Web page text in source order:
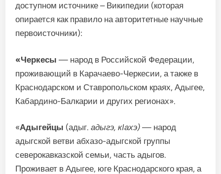
доступном источнике – Википедии (которая
опирается как правило на авторитетные научные
первоисточники):
«Черкесы— народ в Российской Федерации,
проживающий в Карачаево-Черкесии, а также в
Краснодарском и Ставропольском краях, Адыгее,
Кабардино-Балкарии и других регионах».
«Адыгейцы (адыг.адыгэ, кIахэ) — народ
адыгской ветви абхазо-адыгской группы
северокавказской семьи, часть адыгов.
Проживает в Адыгее, юге Краснодарского края, а